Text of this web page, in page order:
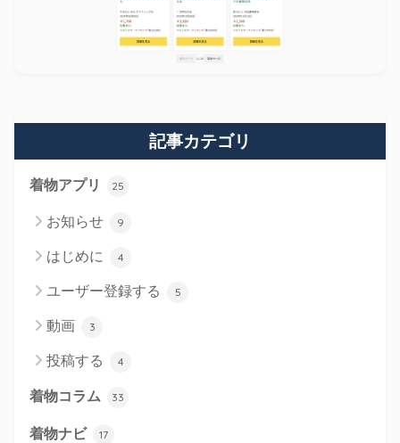
記事カテゴリ
着物アプリ 25
お知らせ 9
はじめに 4
ユーザー登録する 5
動画 3
投稿する 4
着物コラム 33
着物ナビ 17